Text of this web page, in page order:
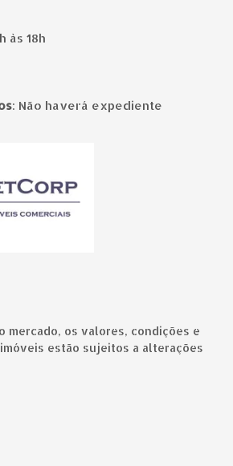
às 18h
: Não haverá expediente
mercado, os valores, condições e
estão sujeitos a alterações